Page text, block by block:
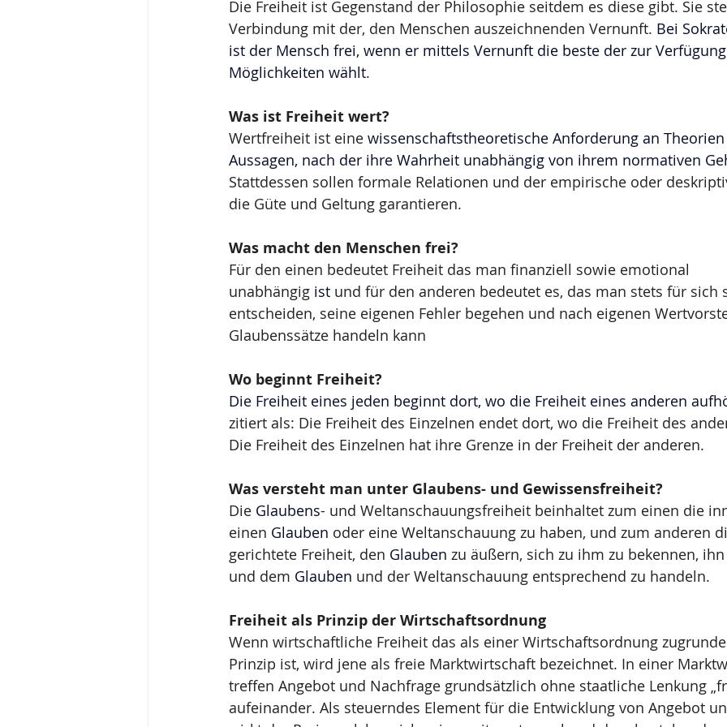
Die Freiheit ist Gegenstand der Philosophie seitdem es diese gibt. Sie
Verbindung mit der, den Menschen auszeichnenden Vernunft. Bei
ist der Mensch frei, wenn er mittels Vernunft die beste der zur
Möglichkeiten wählt.
Was ist Freiheit wert?
Wertfreiheit ist eine wissenschaftstheoretische Anforderung an
Aussagen, nach der ihre Wahrheit unabhängig von ihrem normativen
Stattdessen sollen formale Relationen und der empirische oder
die Güte und Geltung garantieren.
Was macht den Menschen frei?
Für den einen bedeutet Freiheit das man finanziell sowie emotional
unabhängig ist und für den anderen bedeutet es, das man stets für sich
entscheiden, seine eigenen Fehler begehen und nach eigenen
Glaubenssätze handeln kann
Wo beginnt Freiheit?
Die Freiheit eines jeden beginnt dort, wo die Freiheit eines anderen
zitiert als: Die Freiheit des Einzelnen endet dort, wo die Freiheit des
Die Freiheit des Einzelnen hat ihre Grenze in der Freiheit der anderen.
Was versteht man unter Glaubens- und Gewissensfreiheit?
Die Glaubens- und Weltanschauungsfreiheit beinhaltet zum einen die
einen Glauben oder eine Weltanschauung zu haben, und zum anderen
gerichtete Freiheit, den Glauben zu äußern, sich zu ihm zu bekennen,
und dem Glauben und der Weltanschauung entsprechend zu handeln.
Freiheit als Prinzip der Wirtschaftsordnung
Wenn wirtschaftliche Freiheit das als einer Wirtschaftsordnung
Prinzip ist, wird jene als freie Marktwirtschaft bezeichnet. In einer
treffen Angebot und Nachfrage grundsätzlich ohne staatliche Lenkung
aufeinander. Als steuerndes Element für die Entwicklung von Angebot